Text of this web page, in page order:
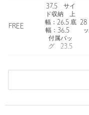
きの安定感をプラス
PC（13インチ）やA4サ
が無理なくスッとしまう
また、やや大きめのフ
貴重品や小物などの収納
FREE
37.5 サイ
ド収納 上
幅：26.5 底
幅：36.5
付属バッ
グ 23.5